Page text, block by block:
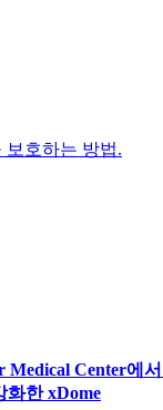
보호하는 방법.
Medical Center에
화한 xDome